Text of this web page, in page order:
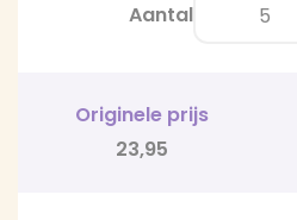
Aantal
Originele prijs
23,95